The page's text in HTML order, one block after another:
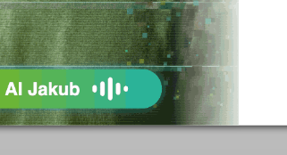
studium
ročník) přípravný kurz
VRÁCENÍ PENĚZ PŘI NEPŘIJETÍ NA VŠ